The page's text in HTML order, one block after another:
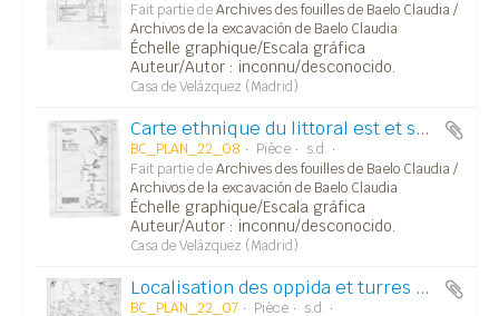
Fait partie deArchives des fouilles de Baelo Claudia /
Archivos de la excavación de Baelo Claudia
Échelle graphique/Escala gráfica
Auteur/Autor : inconnu/desconocido.
Casa de Velázquez (Madrid)
Carte ethnique du littoral est et sud (VIe-Ve avant JC) (fig.1).
BC_PLAN_22_08 Pièce
s.d.
Fait partie deArchives des fouilles de Baelo Claudia /
Archivos de la excavación de Baelo Claudia
Échelle graphique/Escala gráfica
Auteur/Autor : inconnu/desconocido.
Casa de Velázquez (Madrid)
Localisation des oppida et turres à la limite entre Turdules et Bastétans à l'époque préromaine (fig.9a, 9b)
BC_PLAN_22_07 Pièce
s.d.